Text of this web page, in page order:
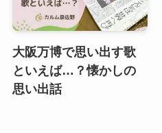
大阪万博で思い出す歌
といえば…？懐かしの
思い出話